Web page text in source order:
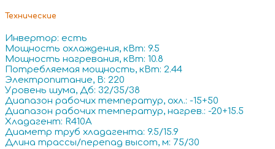
Технические
Инвертор: есть
Мощность охлаждения, кВт: 9.5
Мощность нагревания, кВт: 10.8
Потребляемая мощность, кВт: 2.44
Электропитание, В: 220
Уровень шума, Дб: 32/35/38
Диапазон рабочих температур, охл.: -15+50
Диапазон рабочих температур, нагрев.: -20+15.5
Хладагент: R410A
Диаметр труб хладагента: 9.5/15.9
Длина трассы/перепад высот, м: 75/30